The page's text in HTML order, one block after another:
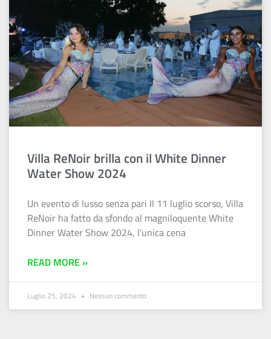
Villa ReNoir brilla con il White Dinner
Water Show 2024
Un evento di lusso senza pari Il 11 luglio scorso, Villa
ReNoir ha fatto da sfondo al magniloquente White
Dinner Water Show 2024, l’unica cena
READ MORE »
Luglio 25, 2024 Nessun commento